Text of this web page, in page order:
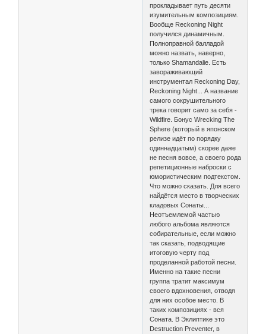
прокладывает путь десяти
изумительным композициям.
Вообще Reckoning Night
получился динамичным.
Полноправной балладой
можно назвать, наверно,
только Shamandalie. Есть
завораживающий
инструментал Reckoning Day,
Reckoning Night... А название
самого сокрушительного
трека говорит само за себя -
Wildfire. Бонус Wrecking The
Sphere (который в японском
релизе идёт по порядку
одиннадцатым) скорее даже
не песня вовсе, а своего рода
репетиционные наброски с
юмористическим подтекстом.
Что можно сказать. Для всего
найдётся место в творческих
кладовых Сонаты...
Неотъемлемой частью
любого альбома являются
собирательные, если можно
так сказать, подводящие
итоговую черту под
проделанной работой песни.
Именно на такие песни
группа тратит максимум
своего вдохновения, отводя
для них особое место. В
таких композициях - вся
Соната. В Эклиптикe это
Destruction Preventer, в